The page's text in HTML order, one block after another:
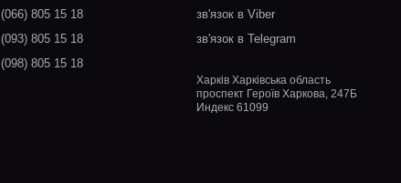
(066) 805 15 18
(093) 805 15 18
(098) 805 15 18
зв'язок в Viber
зв'язок в Telegram
Харків Харківська область
проспект Героїв Харкова, 247Б
Индекс 61099